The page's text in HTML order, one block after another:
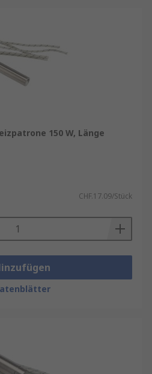
150 W, Länge
CHF.17.09/Stück